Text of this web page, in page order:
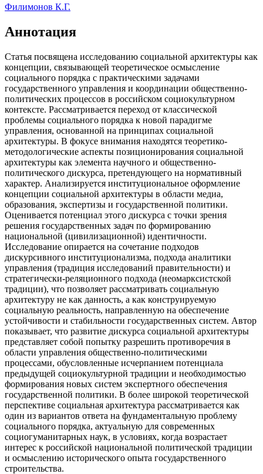
Филимонов К.Г.
Аннотация
Статья посвящена исследованию социальной архитектуры как
концепции, связывающей теоретическое осмысление
социального порядка с практическими задачами
государственного управления и координации общественно-
политических процессов в российском социокультурном
контексте. Рассматривается переход от классической
проблемы социального порядка к новой парадигме
управления, основанной на принципах социальной
архитектуры. В фокусе внимания находятся теоретико-
методологические аспекты позиционирования социальной
архитектуры как элемента научного и общественно-
политического дискурса, претендующего на нормативный
характер. Анализируется институциональное оформление
концепции социальной архитектуры в области медиа,
образования, экспертизы и государственной политики.
Оценивается потенциал этого дискурса с точки зрения
решения государственных задач по формированию
национальной (цивилизационной) идентичности.
Исследование опирается на сочетание подходов
дискурсивного институционализма, подхода аналитики
управления (традиция исследований правительности) и
стратегически-реляционного подхода (неомарксистской
традиции), что позволяет рассматривать социальную
архитектуру не как данность, а как конструируемую
социальную реальность, направленную на обеспечение
устойчивости и стабильности государственных систем. Автор
показывает, что развитие дискурса социальной архитектуры
представляет собой попытку разрешить противоречия в
области управления общественно-политическими
процессами, обусловленные исчерпанием потенциала
предыдущей социокультурной традиции и необходимостью
формирования новых систем экспертного обеспечения
государственной политики. В более широкой теоретической
перспективе социальная архитектура рассматривается как
один из вариантов ответа на фундаментальную проблему
социального порядка, актуальную для современных
социогуманитарных наук, в условиях, когда возрастает
интерес к российской национальной политической традиции
и осмыслению исторического опыта государственного
строительства.